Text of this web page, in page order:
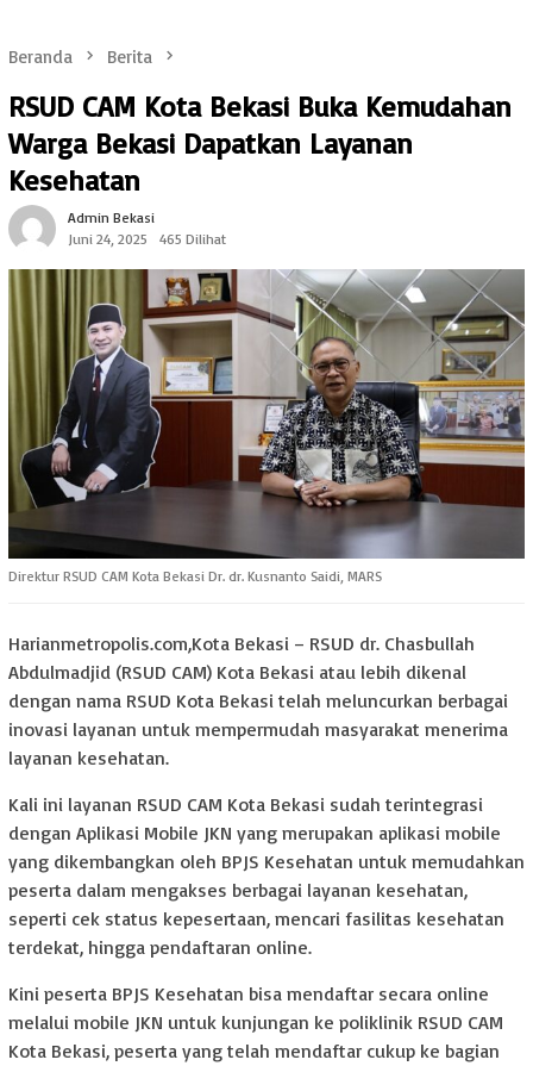
Beranda Berita
RSUD CAM Kota Bekasi Buka Kemudahan
Warga Bekasi Dapatkan Layanan
Kesehatan
Admin Bekasi
Juni 24, 2025
465 Dilihat
Direktur RSUD CAM Kota Bekasi Dr. dr. Kusnanto Saidi, MARS
Harianmetropolis.com,Kota Bekasi – RSUD dr. Chasbullah
Abdulmadjid (RSUD CAM) Kota Bekasi atau lebih dikenal
dengan nama RSUD Kota Bekasi telah meluncurkan berbagai
inovasi layanan untuk mempermudah masyarakat menerima
layanan kesehatan.
Kali ini layanan RSUD CAM Kota Bekasi sudah terintegrasi
dengan Aplikasi Mobile JKN yang merupakan aplikasi mobile
yang dikembangkan oleh BPJS Kesehatan untuk memudahkan
peserta dalam mengakses berbagai layanan kesehatan,
seperti cek status kepesertaan, mencari fasilitas kesehatan
terdekat, hingga pendaftaran online.
Kini peserta BPJS Kesehatan bisa mendaftar secara online
melalui mobile JKN untuk kunjungan ke poliklinik RSUD CAM
Kota Bekasi, peserta yang telah mendaftar cukup ke bagian